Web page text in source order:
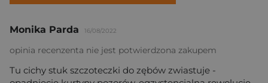
Monika Parda 16/08/2022
opinia recenzenta nie jest potwierdzona zakupem
Tu cichy stuk szczoteczki do zębów zwiastuje -